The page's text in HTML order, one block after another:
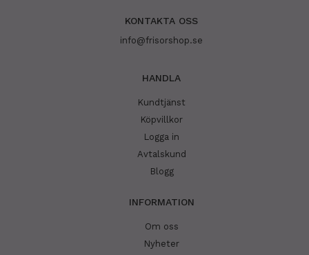
KONTAKTA OSS
info@frisorshop.se
HANDLA
Kundtjänst
Köpvillkor
Logga in
Avtalskund
Blogg
INFORMATION
Om oss
Nyheter